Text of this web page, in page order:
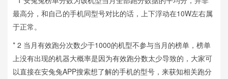
最高分，和自己的手机同型号对比的话，上下浮动在10W左右属
于正常。
* 2 当月有效跑分次数少于1000的机型不参与当月的榜单，榜单
上没有出现的机器大概率是因为有效跑分数太少导致的，大家可
以直接在安兔兔APP搜索想了解的手机的型号，来获知相关跑分